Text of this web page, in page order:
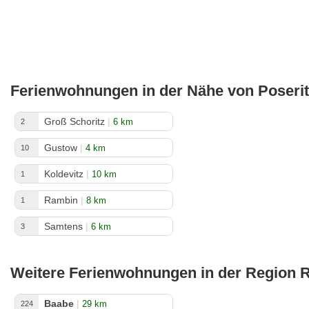
Ferienwohnungen in der Nähe von
2 Groß Schoritz | 6 km
10 Gustow | 4 km
1 Koldevitz | 10 km
1 Rambin | 8 km
3 Samtens | 6 km
Weitere Ferienwohnungen in der Region
224 Baabe | 29 km